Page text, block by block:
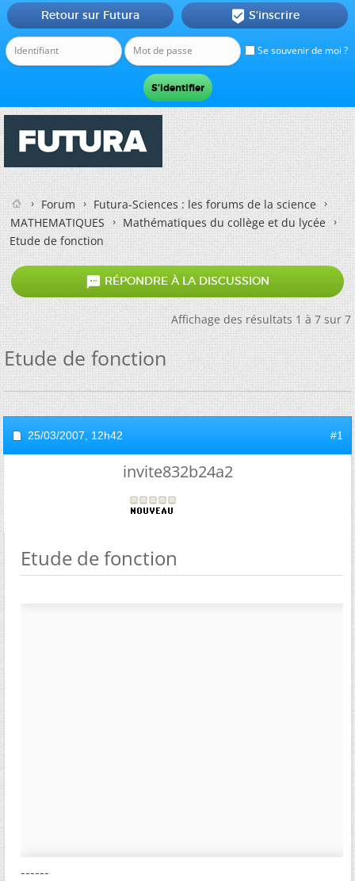
Se souvenir de moi ?
Retour sur Futura  S'inscrire
Forum
Futura-Sciences : les forums de la science
MATHEMATIQUES
Mathématiques du collège et du lycée
Etude de fonction
 RÉPONDRE À LA DISCUSSION
Affichage des résultats 1 à 7 sur 7
Etude de fonction
25/03/2007, 12h42 #1
invite832b24a2
Etude de fonction
------